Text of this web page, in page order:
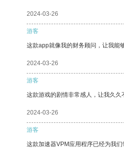
2024-03-26
游客
这款app就像我的财务顾问，让我能
2024-03-26
游客
这款游戏的剧情非常感人，让我久久
2024-03-26
游客
这款加速器VPM应用程序已经为我们